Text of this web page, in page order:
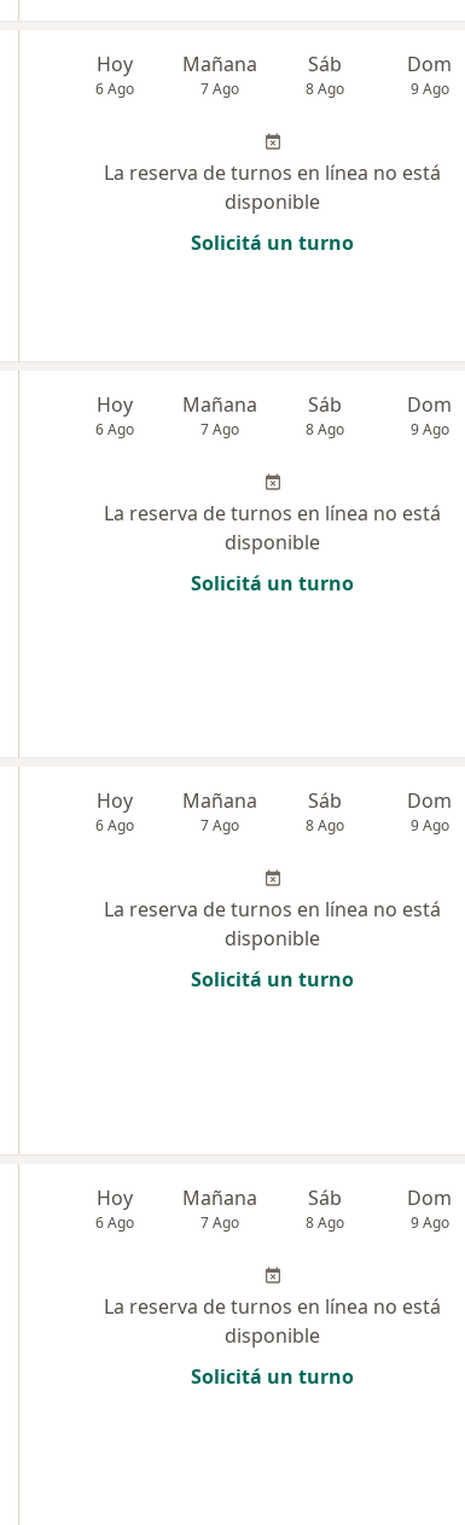
Hoy
6 Ago
Mañana
7 Ago
Sáb
8 Ago
Dom
9 Ago
La reserva de turnos en línea no está
disponible
Solicitá un turno
Hoy
6 Ago
Mañana
7 Ago
Sáb
8 Ago
Dom
9 Ago
La reserva de turnos en línea no está
disponible
Solicitá un turno
Hoy
6 Ago
Mañana
7 Ago
Sáb
8 Ago
Dom
9 Ago
La reserva de turnos en línea no está
disponible
Solicitá un turno
Hoy
6 Ago
Mañana
7 Ago
Sáb
8 Ago
Dom
9 Ago
La reserva de turnos en línea no está
disponible
Solicitá un turno